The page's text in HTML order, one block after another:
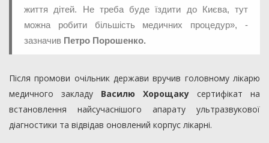
життя дітей. Не треба буде їздити до Києва, тут
можна робити більшість медичних процедур», -
зазначив Петро Порошенко.
Після промови очільник держави вручив головному лікарю
медичного закладу Василю Хорощаку сертифікат на
встановлення найсучаснішого апарату ультразвукової
діагностики та відвідав оновлений корпус лікарні.